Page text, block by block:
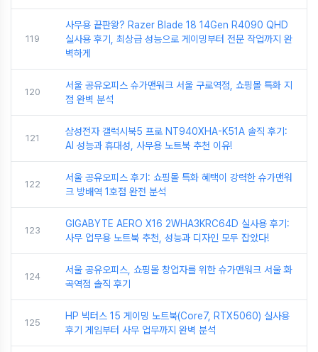
119
사무용 끝판왕? Razer Blade 18 14Gen R4090 QHD
실사용 후기, 최상급 성능으로 게이밍부터 전문 작업까지 완
벽하게
120
서울 공유오피스 슈가맨워크 서울 구로역점, 쇼핑몰 특화 지
점 완벽 분석
121
삼성전자 갤럭시북5 프로 NT940XHA-K51A 솔직 후기:
AI 성능과 휴대성, 사무용 노트북 추천 이유!
122
서울 공유오피스 후기: 쇼핑몰 특화 혜택이 강력한 슈가맨워
크 방배역 1호점 완전 분석
123
GIGABYTE AERO X16 2WHA3KRC64D 실사용 후기:
사무 업무용 노트북 추천, 성능과 디자인 모두 잡았다!
124
서울 공유오피스, 쇼핑몰 창업자를 위한 슈가맨워크 서울 화
곡역점 솔직 후기
125
HP 빅터스 15 게이밍 노트북(Core7, RTX5060) 실사용
후기 게임부터 사무 업무까지 완벽 분석